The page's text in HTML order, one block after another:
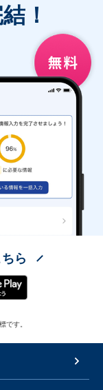
！
ら
です。